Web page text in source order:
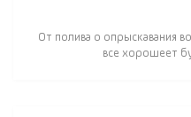
От полива о опрыскавания
все хорошеет